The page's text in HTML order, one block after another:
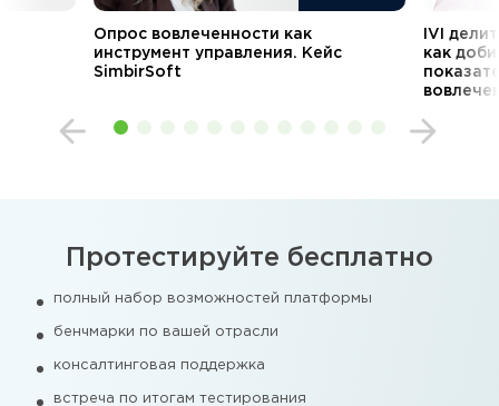
Опрос вовлеченности как
инструмент управления. Кейс
SimbirSoft
IVI
как
Протестируйте бесплатно
полный набор возможностей платформы
бенчмарки по вашей отрасли
консалтинговая поддержка
встреча по итогам тестирования